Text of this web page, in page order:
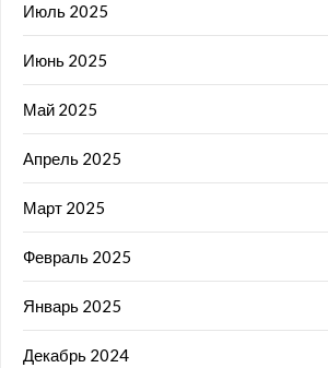
Июль 2025
Июнь 2025
Май 2025
Апрель 2025
Март 2025
Февраль 2025
Январь 2025
Декабрь 2024